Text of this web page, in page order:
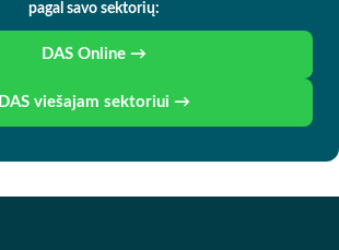
pagal savo sektorių:
DAS Online →
DAS viešajam sektoriui →